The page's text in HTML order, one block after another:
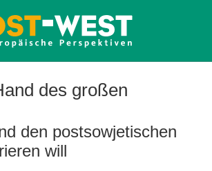
des großen
den postsowjetischen
will